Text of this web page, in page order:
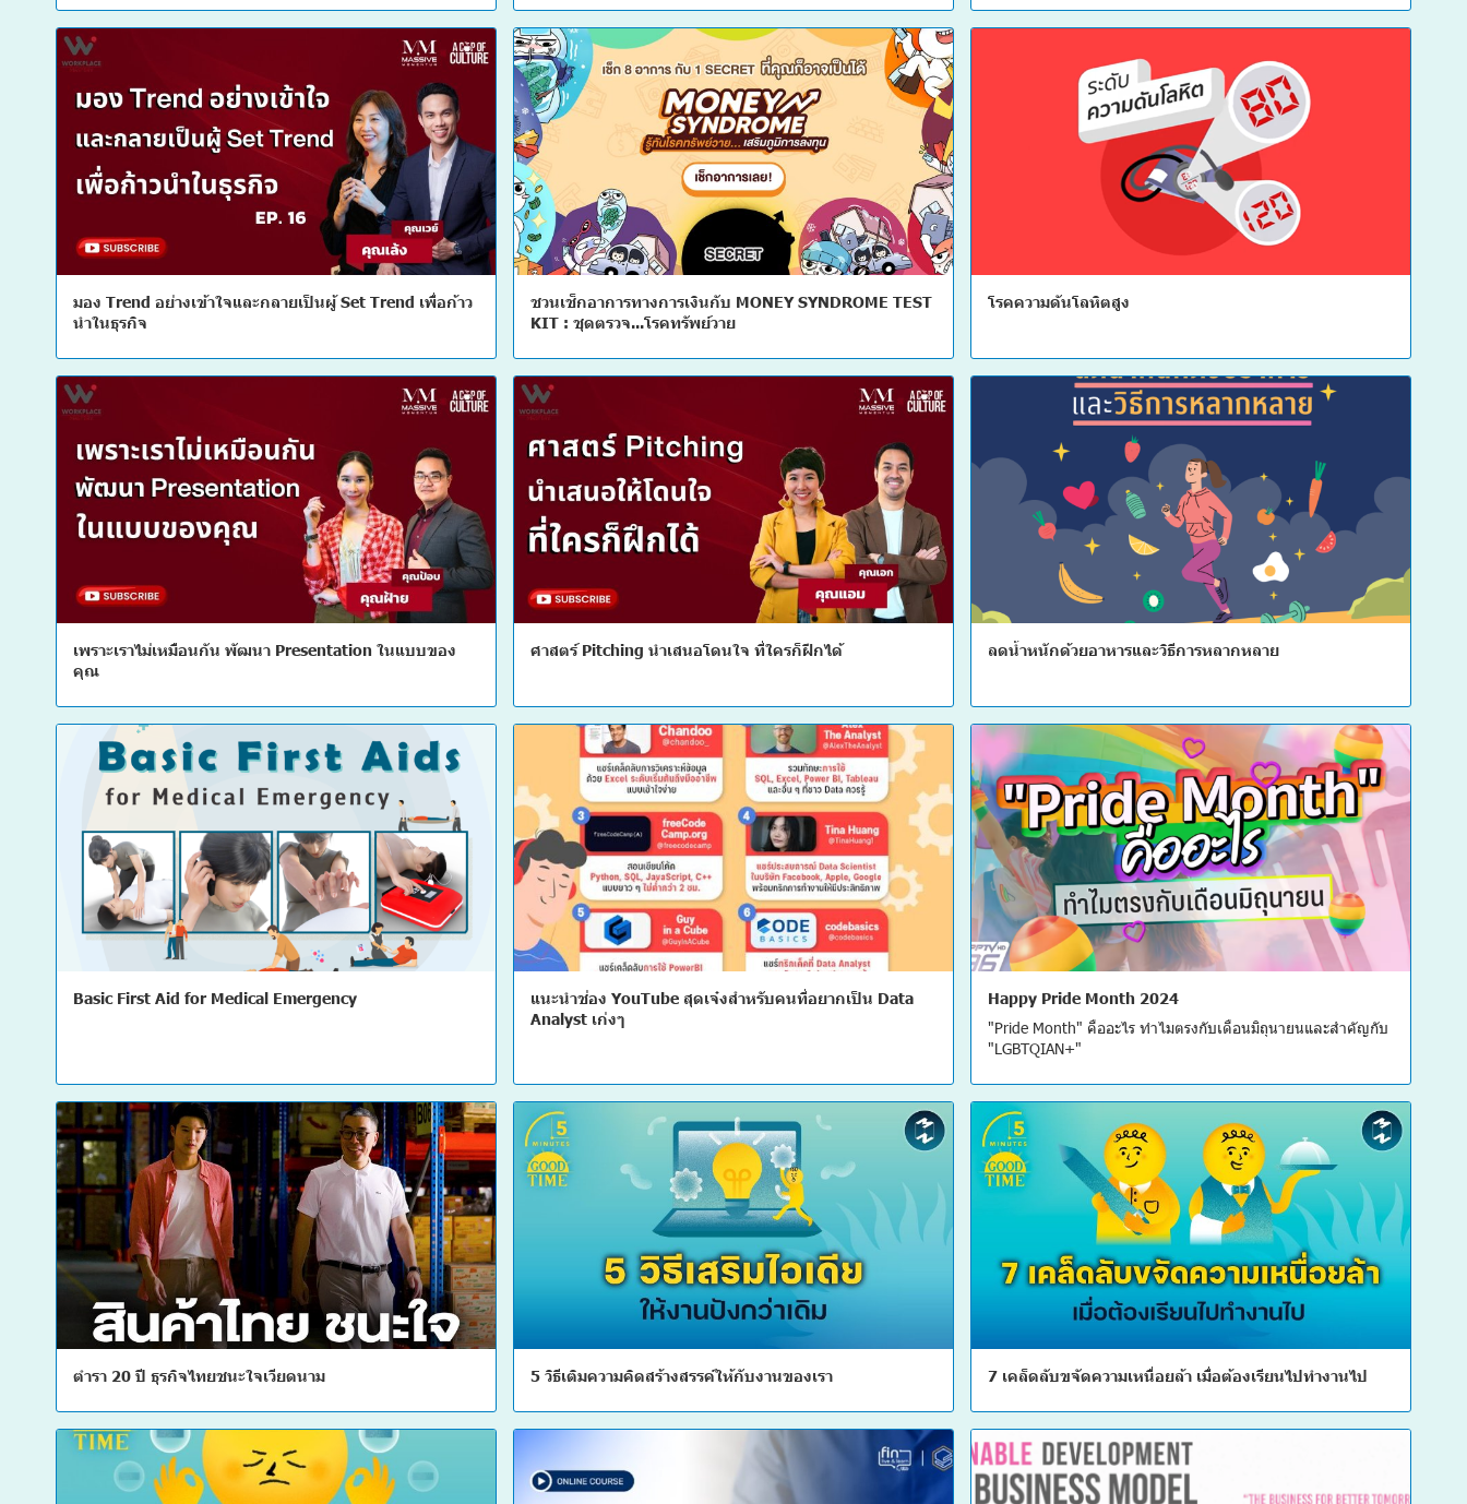
มอง Trend อย่างเข้าใจและกลายเป็นผู้ Set Trend เพื่อก้าว
นำในธุรกิจ
ชวนเช็กอาการทางการเงินกับ MONEY SYNDROME TEST
KIT : ชุดตรวจ...โรคทรัพย์วาย
โรคความดันโลหิตสูง
เพราะเราไม่เหมือนกัน พัฒนา Presentation ในแบบของ
คุณ
ศาสตร์ Pitching นำเสนอโดนใจ ที่ใครก็ฝึกได้ ลดน้ำหนักด้วยอาหารและวิธีการหลากหลาย
Basic First Aid for Medical Emergency
แนะนำช่อง YouTube สุดเจ๋งสำหรับคนที่อยากเป็น Data
Analyst เก่งๆ
Happy Pride Month 2024
"Pride Month" คืออะไร ทำไมตรงกับเดือนมิถุนายนและสำคัญกับ
"LGBTQIAN+"
ตำรา 20 ปี ธุรกิจไทยชนะใจเวียดนาม 5 วิธีเติมความคิดสร้างสรรค์ให้กับงานของเรา 7 เคล็ดลับขจัดความเหนื่อยล้า เมื่อต้องเรียนไปทำงานไป